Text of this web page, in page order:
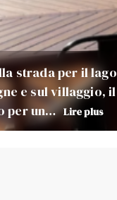
strada per il lago
e sul villaggio, il
per un… Lire plus